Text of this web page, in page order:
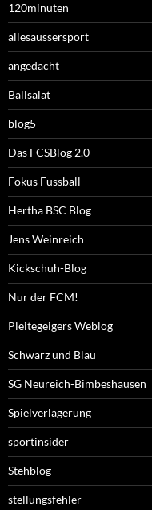
120minuten
allesaussersport
angedacht
Ballsalat
blog5
Das FCSBlog 2.0
Fokus Fussball
Hertha BSC Blog
Jens Weinreich
Kickschuh-Blog
Nur der FCM!
Pleitegeigers Weblog
Schwarz und Blau
SG Neureich-Bimbeshausen
Spielverlagerung
sportinsider
Stehblog
stellungsfehler